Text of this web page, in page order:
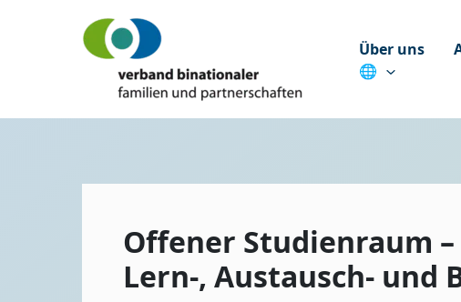
Über uns
🌐
Offener Studienraum
Lern-, Austausch- und